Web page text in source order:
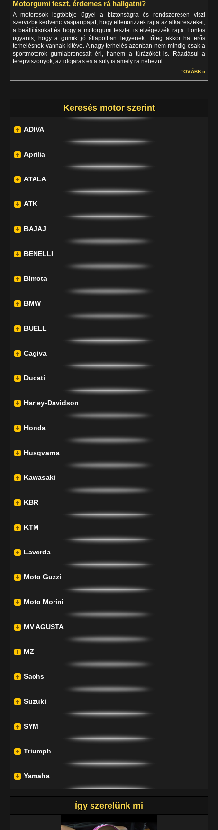
Motorgumi teszt, érdemes rá hallgatni?
A motorosok legtöbbje ügyel a biztonságra és rendszeresen viszi
szervizbe kedvenc vasparipáját, hogy ellenőrizzék rajta az alkatrészeket,
a beállításokat és hogy a motorgumi tesztet is elvégezzék rajta. Fontos
ugyanis, hogy a gumik jó állapotban legyenek, főleg akkor ha erős
terhelésnek vannak kitéve. A nagy terhelés azonban nem mindig csak a
sportmotorok gumiabroncsait éri, hanem a túrázókét is. Ráadásul a
terepviszonyok, az időjárás és a súly is amely rá nehezül.
TOVÁBB ››
Keresés motor szerint
ADIVA
Aprilia
ATALA
ATK
BAJAJ
BENELLI
Bimota
BMW
BUELL
Cagiva
Ducati
Harley-Davidson
Honda
Husqvarna
Kawasaki
KBR
KTM
Laverda
Moto Guzzi
Moto Morini
MV AGUSTA
MZ
Sachs
Suzuki
SYM
Triumph
Yamaha
Így szerelünk mi